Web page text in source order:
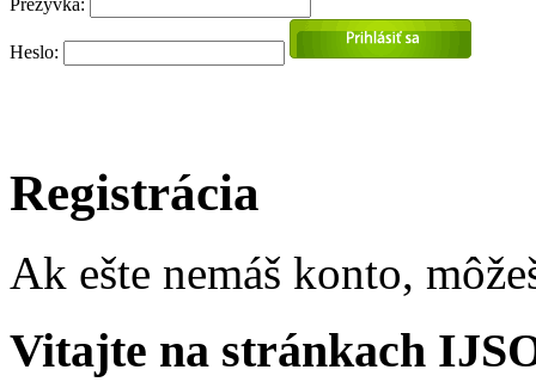
Prezývka:
Heslo:
Registrácia
Ak ešte nemáš konto,
Vitajte na stránkach